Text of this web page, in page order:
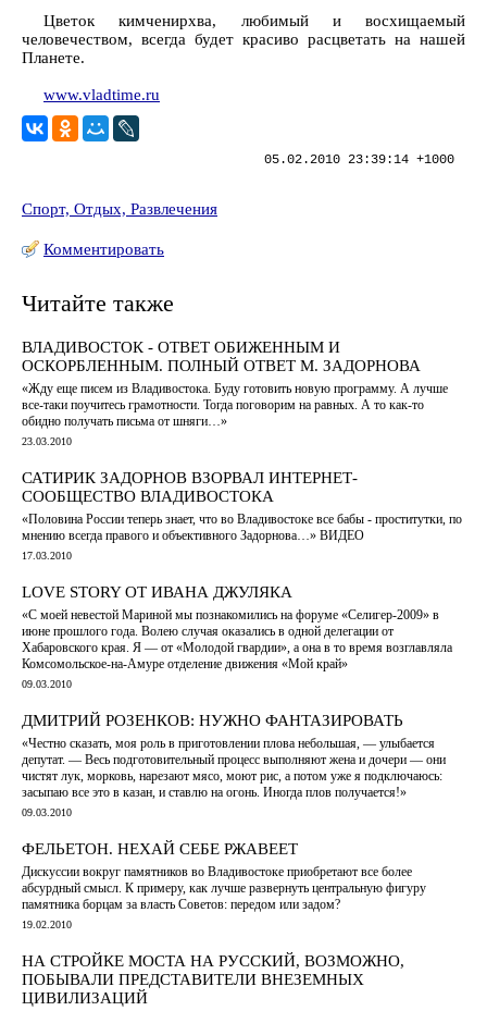
Цветок кимченирхва, любимый и восхищаемый
человечеством, всегда будет красиво расцветать на нашей
Планете.
www.vladtime.ru
05.02.2010 23:39:14 +1000
Спорт, Отдых, Развлечения
Комментировать
Читайте также
ВЛАДИВОСТОК - ОТВЕТ ОБИЖЕННЫМ И
ОСКОРБЛЕННЫМ. ПОЛНЫЙ ОТВЕТ М. ЗАДОРНОВА
«Жду еще писем из Владивостока. Буду готовить новую программу. А лучше
все-таки поучитесь грамотности. Тогда поговорим на равных. А то как-то
обидно получать письма от шняги…»
23.03.2010
САТИРИК ЗАДОРНОВ ВЗОРВАЛ ИНТЕРНЕТ-
СООБЩЕСТВО ВЛАДИВОСТОКА
«Половина России теперь знает, что во Владивостоке все бабы - проститутки, по
мнению всегда правого и объективного Задорнова…» ВИДЕО
17.03.2010
LOVE STORY ОТ ИВАНА ДЖУЛЯКА
«С моей невестой Мариной мы познакомились на форуме «Селигер-2009» в
июне прошлого года. Волею случая оказались в одной делегации от
Хабаровского края. Я — от «Молодой гвардии», а она в то время возглавляла
Комсомольское-на-Амуре отделение движения «Мой край»
09.03.2010
ДМИТРИЙ РОЗЕНКОВ: НУЖНО ФАНТАЗИРОВАТЬ
«Честно сказать, моя роль в приготовлении плова небольшая, — улыбается
депутат. — Весь подготовительный процесс выполняют жена и дочери — они
чистят лук, морковь, нарезают мясо, моют рис, а потом уже я подключаюсь:
засыпаю все это в казан, и ставлю на огонь. Иногда плов получается!»
09.03.2010
ФЕЛЬЕТОН. НЕХАЙ СЕБЕ РЖАВЕЕТ
Дискуссии вокруг памятников во Владивостоке приобретают все более
абсурдный смысл. К примеру, как лучше развернуть центральную фигуру
памятника борцам за власть Советов: передом или задом?
19.02.2010
НА СТРОЙКЕ МОСТА НА РУССКИЙ, ВОЗМОЖНО,
ПОБЫВАЛИ ПРЕДСТАВИТЕЛИ ВНЕЗЕМНЫХ
ЦИВИЛИЗАЦИЙ